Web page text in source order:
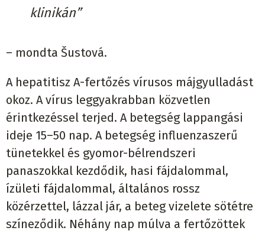
klinikán”
– mondta Šustová.
A hepatitisz A-fertőzés vírusos májgyulladást
okoz. A vírus leggyakrabban közvetlen
érintkezéssel terjed. A betegség lappangási
ideje 15–50 nap. A betegség influenzaszerű
tünetekkel és gyomor-bélrendszeri
panaszokkal kezdődik, hasi fájdalommal,
ízületi fájdalommal, általános rossz
közérzettel, lázzal jár, a beteg vizelete sötétre
színeződik. Néhány nap múlva a fertőzöttek